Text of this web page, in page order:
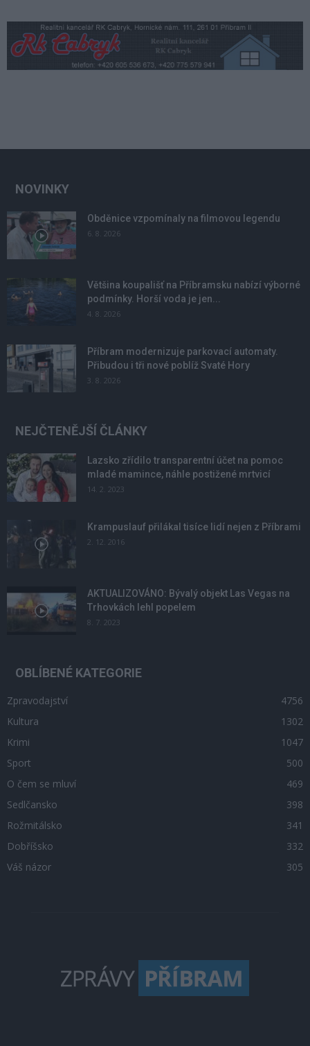
NOVINKY
Obděnice vzpomínaly na filmovou legendu
6. 8. 2026
Většina koupališť na Příbramsku nabízí výborné
podmínky. Horší voda je jen...
4. 8. 2026
Příbram modernizuje parkovací automaty.
Přibudou i tři nové poblíž Svaté Hory
3. 8. 2026
NEJČTENĚJŠÍ ČLÁNKY
Lazsko zřídilo transparentní účet na pomoc
mladé mamince, náhle postižené mrtvicí
14. 2. 2023
Krampuslauf přilákal tisíce lidí nejen z Příbrami
2. 12. 2016
AKTUALIZOVÁNO: Bývalý objekt Las Vegas na
Trhovkách lehl popelem
8. 7. 2023
OBLÍBENÉ KATEGORIE
Zpravodajství
4756
Kultura
1302
Krimi
1047
Sport
500
O čem se mluví
469
Sedlčansko
398
Rožmitálsko
341
Dobříšsko
332
Váš názor
305